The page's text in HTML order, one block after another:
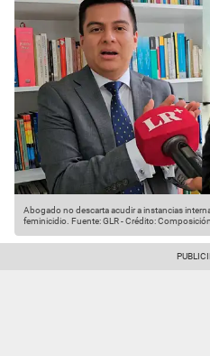
Abogado no descarta acudir a instancias
feminicidio. Fuente: GLR-Crédito: Composición